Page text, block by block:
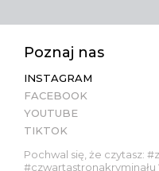
Poznaj nas
INSTAGRAM
FACEBOOK
YOUTUBE
TIKTOK
Pochwal się, że czytasz:
#czwartastronakryminału